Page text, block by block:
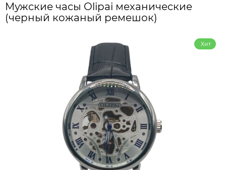
Мужские часы Olipai механические
(черный кожаный ремешок)
Хит